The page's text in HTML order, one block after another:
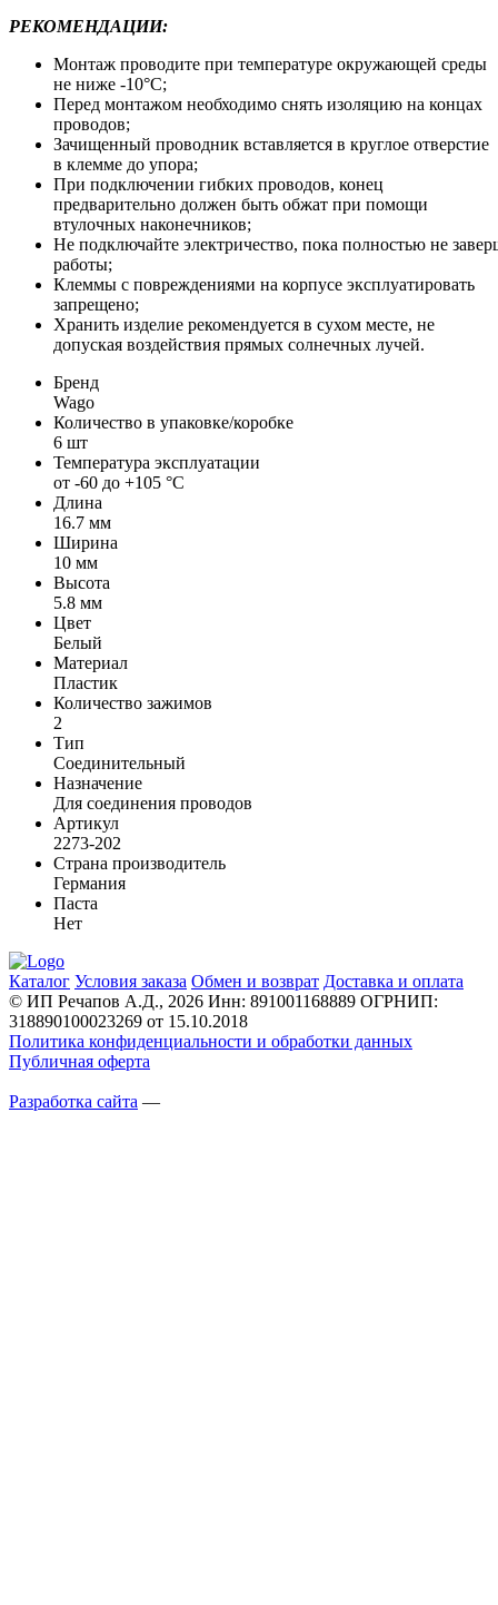
РЕКОМЕНДАЦИИ:
Монтаж проводите при температуре окружающей среды
не ниже -10°С;
Перед монтажом необходимо снять изоляцию на концах
проводов;
Зачищенный проводник вставляется в круглое отверстие
в клемме до упора;
При подключении гибких проводов, конец
предварительно должен быть обжат при помощи
втулочных наконечников;
Не подключайте электричество, пока полностью не
работы;
Клеммы с повреждениями на корпусе эксплуатировать
запрещено;
Хранить изделие рекомендуется в сухом месте, не
допуская воздействия прямых солнечных лучей.
Бренд
Wago
Количество в упаковке/коробке
6 шт
Температура эксплуатации
от -60 до +105 °C
Длина
16.7 мм
Ширина
10 мм
Высота
5.8 мм
Цвет
Белый
Материал
Пластик
Количество зажимов
2
Тип
Соединительный
Назначение
Для соединения проводов
Артикул
2273-202
Страна производитель
Германия
Паста
Нет
Каталог Условия заказа Обмен и возврат Доставка и оплата
© ИП Речапов А.Д., 2026 Инн: 891001168889 ОГРНИП:
318890100023269 от 15.10.2018
Политика конфиденциальности и обработки данных
Публичная оферта
Разработка сайта —